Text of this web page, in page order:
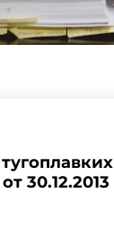
30.12.2013